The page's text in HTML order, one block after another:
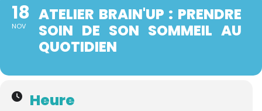
18
NOV
ATELIER BRAIN'UP : PRENDRE
SOIN DE SON SOMMEIL AU
QUOTIDIEN
Heure